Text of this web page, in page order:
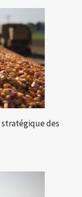
stratégique des